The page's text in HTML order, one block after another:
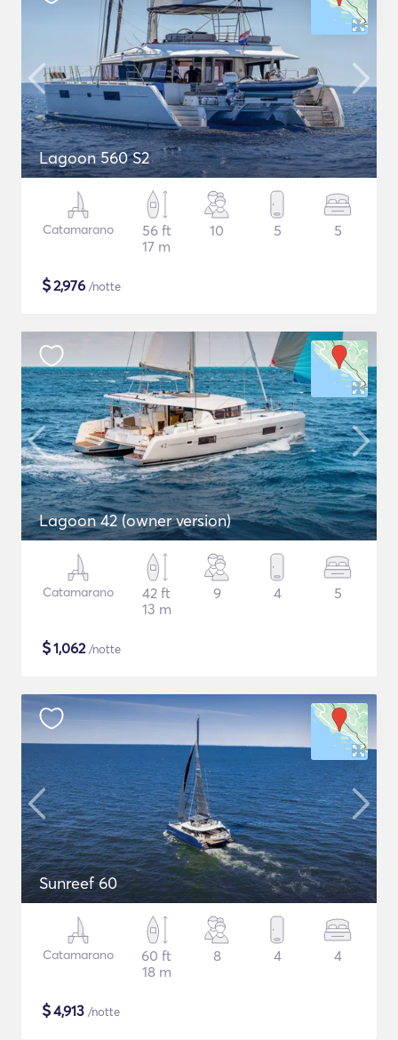
Lagoon 560 S2
Catamarano
56 ft
17 m
10 5 5
$2,976 /notte
Lagoon 42 (owner version)
Catamarano
42 ft
13 m
9 4 5
$1,062/notte
Sunreef 60
Catamarano
60 ft
18 m
8 4 4
$4,913 /notte